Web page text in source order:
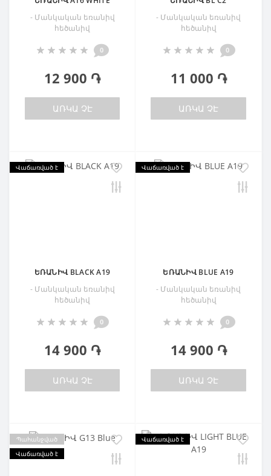
- Մանկական եռանիվ
հեծանիվ
0
12 900 ֏
ԱՌԿԱ ՉԷ
- Մանկական եռանիվ
հեծանիվ
0
11 000 ֏
ԱՌԿԱ ՉԷ
Վաճառված է
ԵՌԱՆԻՎ BLACK A19
- Մանկական եռանիվ
հեծանիվ
0
14 900 ֏
ԱՌԿԱ ՉԷ
Վաճառված է
ԵՌԱՆԻՎ BLUE A19
- Մանկական եռանիվ
հեծանիվ
0
14 900 ֏
ԱՌԿԱ ՉԷ
Պահանջված
Վաճառված է
Վաճառված է